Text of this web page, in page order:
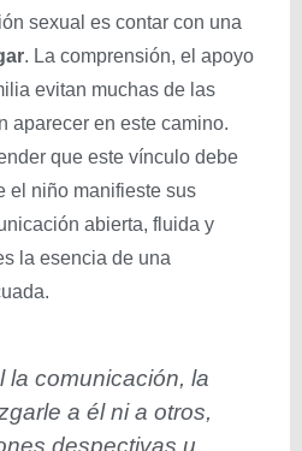
sexual es contar con una
. La comprensión, el apoyo
evitan muchas de las
aparecer en este camino.
que este vínculo debe
el niño manifieste sus
abierta, fluida y
la esencia de una
la comunicación, la
a él ni a otros,
despectivas u